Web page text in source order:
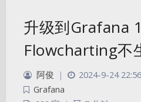
升级到Grafana
Flowcharting不
阿俊 | 2024-9-24 22:56
Grafana